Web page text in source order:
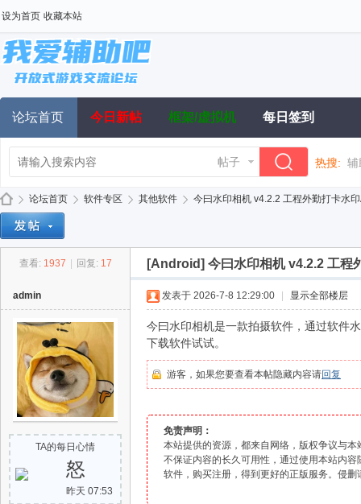
设为首页 收藏本站
论坛首页 今日新帖 框架/虚拟机 每日签到
帖子 热搜: 辅
论坛首页 软件专区 其他软件
›
今曰水印相机 v4.2.2 工程外勤打卡水
查看: 1937 回复: 17 [Android] 今曰水印相机 v4.2.2 工程
admin
TA的每日心情
怒
昨天 07:53
发表于 2026-7-8 12:29:00 显示全部楼层
今曰水印相机是一款拍摄软件，通过软件
下载软件试试。
游客，如果您要查看本帖隐藏内容请回复
免责声明：
本站提供的资源，都来自网络，版权争议与
不保证内容的长久可用性，通过使用本站内
软件，购买注册，得到更好的正版服务。侵删